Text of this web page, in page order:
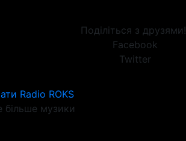
Поділіться з друзями!
Facebook
Twitter
Radio ROKS
музики